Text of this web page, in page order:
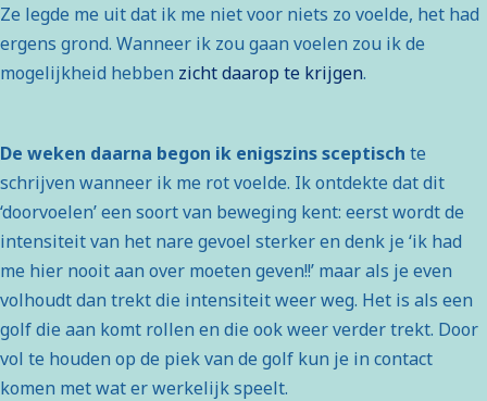
Ze legde me uit dat ik me niet voor niets zo voelde, het had
ergens grond. Wanneer ik zou gaan voelen zou ik de
mogelijkheid hebben zicht daarop te krijgen.
De weken daarna begon ik enigszins sceptisch te
schrijven wanneer ik me rot voelde. Ik ontdekte dat dit
‘doorvoelen’ een soort van beweging kent: eerst wordt de
intensiteit van het nare gevoel sterker en denk je ‘ik had
me hier nooit aan over moeten geven!!’ maar als je even
volhoudt dan trekt die intensiteit weer weg. Het is als een
golf die aan komt rollen en die ook weer verder trekt. Door
vol te houden op de piek van de golf kun je in contact
komen met wat er werkelijk speelt.